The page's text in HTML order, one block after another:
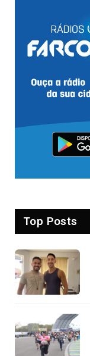
Top Posts